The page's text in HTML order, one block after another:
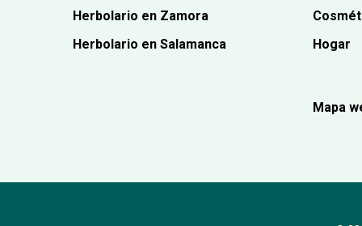
Herbolario en Zamora
Herbolario en Salamanca
Hogar
Mapa